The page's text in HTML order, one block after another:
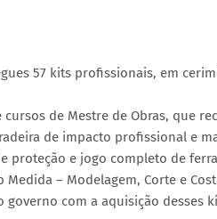
57 kits profissionais, em
de Mestre de Obras, que
de impacto profissional e
proteção e jogo completo de
– Modelagem, Corte e
com a aquisição desses